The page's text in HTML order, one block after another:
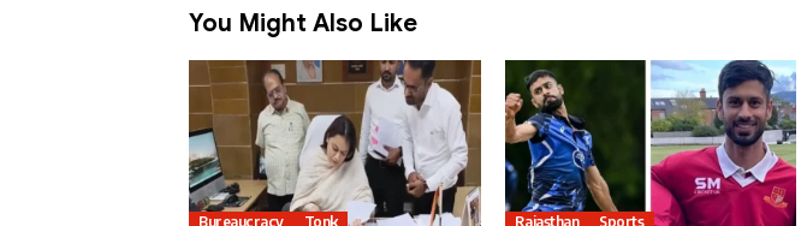
You Might Also Like
Bureaucracy Tonk Rajasthan Sports